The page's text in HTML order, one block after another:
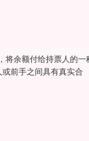
将余额付给持票人的一
前手之间具有真实合